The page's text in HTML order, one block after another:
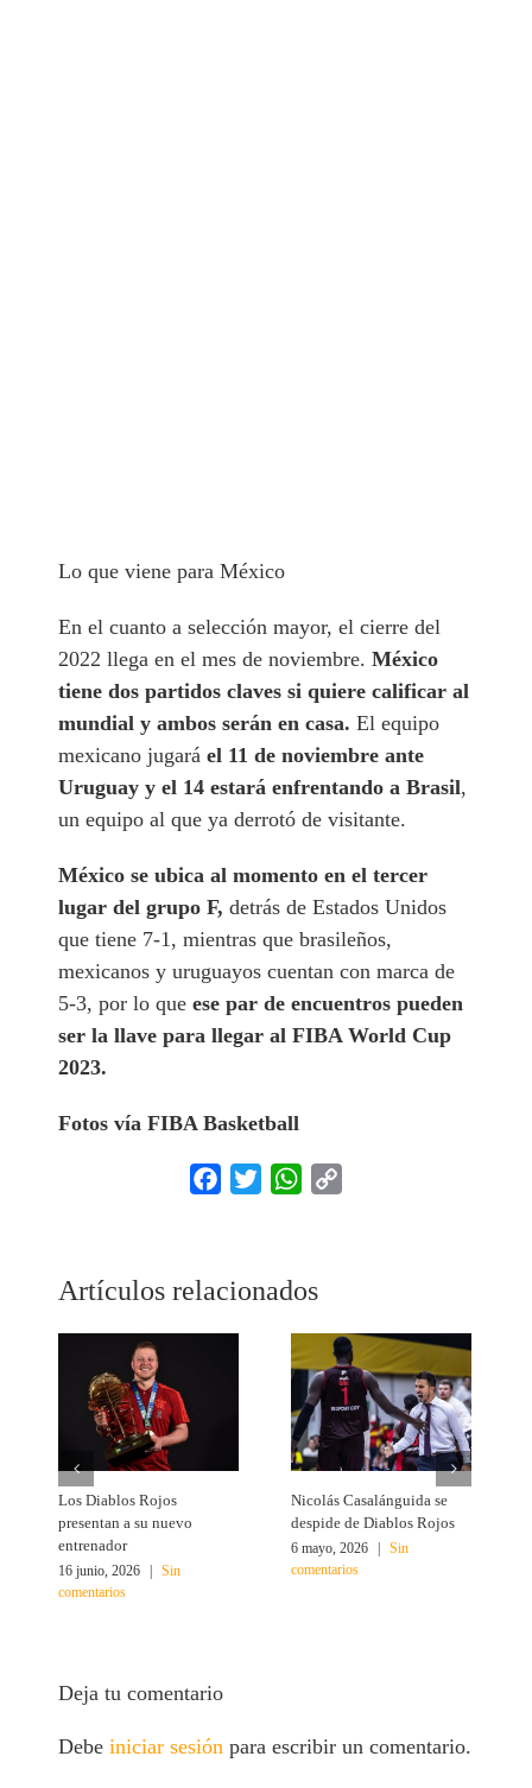
Lo que viene para México
En el cuanto a selección mayor, el cierre del
2022 llega en el mes de noviembre.México
tiene dos partidos claves si quiere calificar al
mundial y ambos serán en casa. El equipo
mexicano jugaráel 11 de noviembre ante
Uruguay y el 14 estará enfrentando a Brasil,
un equipo al que ya derrotó de visitante.
México se ubica al momento en el tercer
lugar del grupo F, detrás de Estados Unidos
que tiene 7-1, mientras que brasileños,
mexicanos y uruguayos cuentan con marca de
5-3, por lo queese par de encuentros pueden
ser la llave para llegar al FIBA World Cup
2023.
Fotos vía FIBA Basketball
Facebook
Twitter WhatsApp
Artículos relacionados
Los Diablos Rojos
presentan a su nuevo
entrenador
16 junio, 2026
Sin
comentarios
Nicolás Casalánguida se
despide de Diablos Rojos
6 mayo, 2026
Sin
comentarios
Deja tu comentario
Debeiniciar sesiónpara escribir un comentario.